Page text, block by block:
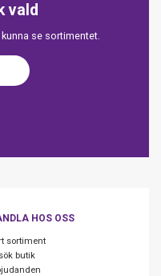
vald
se sortimentet.
HOS OSS
sortiment
butik